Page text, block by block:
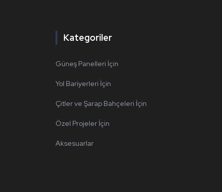
Kategoriler
Güneş Panelleri İçin
Yol Bariyerleri İçin
Çitler ve Şarap Bahçeleri İçin
Özel Projeler İçin
Aksesuarlar